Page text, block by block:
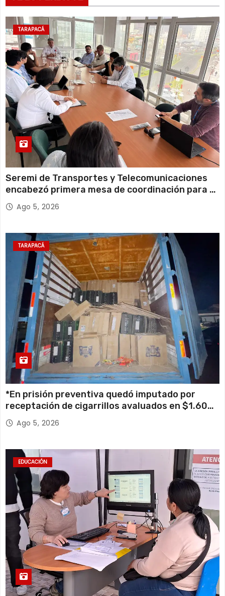
11 de agosto
Martes 20°C 18°C
12 de agosto
Miércoles 22°C 18°C
TARAPACÁ
Seremi de Transportes y Telecomunicaciones
encabezó primera mesa de coordinación para el
retiro de cables en desuso en Iquique
Ago 5, 2026
TARAPACÁ
*En prisión preventiva quedó imputado por
receptación de cigarrillos avaluados en $1.600
millones*
Ago 5, 2026
EDUCACIÓN